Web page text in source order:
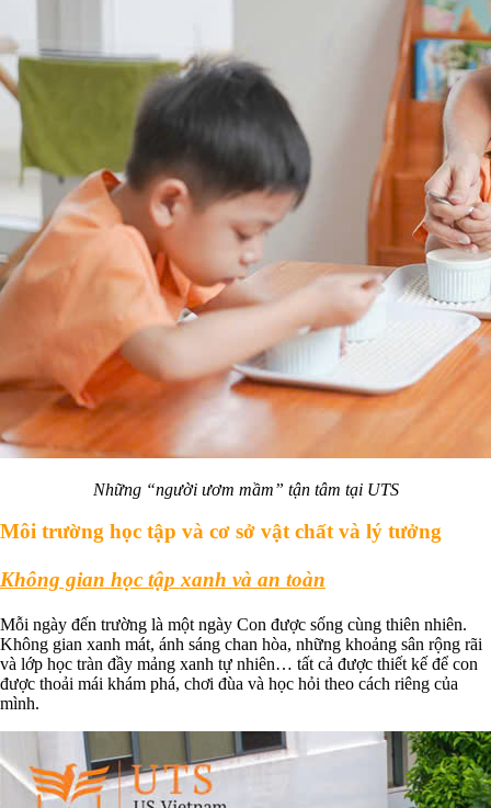
Những “người ươm mầm” tận tâm tại UTS
Môi trường học tập và cơ sở vật chất và lý tưởng
Không gian học tập xanh và an toàn
Mỗi ngày đến trường là một ngày Con được sống cùng thiên nhiên.
Không gian xanh mát, ánh sáng chan hòa, những khoảng sân rộng rãi
và lớp học tràn đầy mảng xanh tự nhiên… tất cả được thiết kế để con
được thoải mái khám phá, chơi đùa và học hỏi theo cách riêng của
mình.